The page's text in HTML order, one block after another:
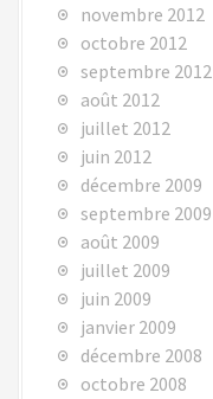
novembre 2012
octobre 2012
septembre 2012
août 2012
juillet 2012
juin 2012
décembre 2009
septembre 2009
août 2009
juillet 2009
juin 2009
janvier 2009
décembre 2008
octobre 2008